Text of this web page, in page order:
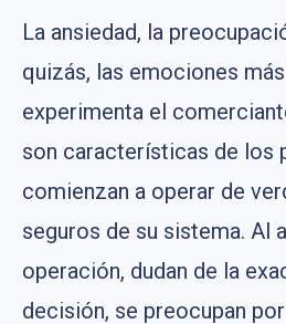
La ansiedad, la
quizás, las emociones
experimenta el
son características de los
comienzan a operar de
seguros de su sistema. Al
operación, dudan de la
decisión, se preocupan